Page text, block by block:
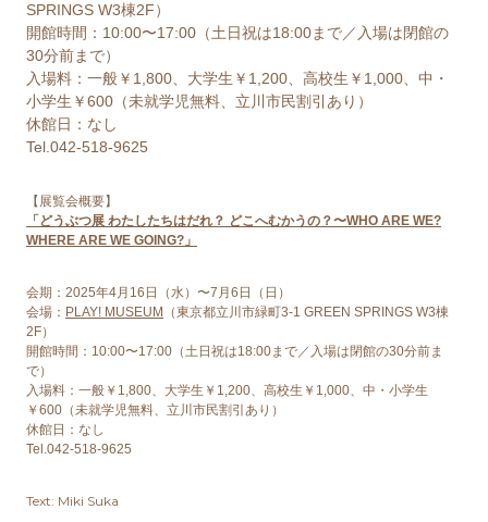
SPRINGS W3棟2F）
開館時間：10:00〜17:00（⼟⽇祝は18:00まで／⼊場は閉館の
30分前まで）
⼊場料：⼀般￥1,800、⼤学⽣￥1,200、⾼校⽣￥1,000、中・
⼩学⽣￥600（未就学児無料、立川市民割引あり）
休館⽇：なし
Tel.042-518-9625
【展覧会概要】
「どうぶつ展 わたしたちはだれ？ どこへむかうの？〜WHO ARE WE?
WHERE ARE WE GOING?」
会期：2025年4⽉16⽇（⽔）〜7⽉6⽇（⽇）
会場： PLAY! MUSEUM （東京都⽴川市緑町3-1 GREEN SPRINGS W3棟
2F）
開館時間：10:00〜17:00（⼟⽇祝は18:00まで／⼊場は閉館の30分前ま
で）
⼊場料：⼀般￥1,800、⼤学⽣￥1,200、⾼校⽣￥1,000、中・⼩学⽣
￥600（未就学児無料、立川市民割引あり）
休館⽇：なし
Tel.042-518-9625
Text: Miki Suka